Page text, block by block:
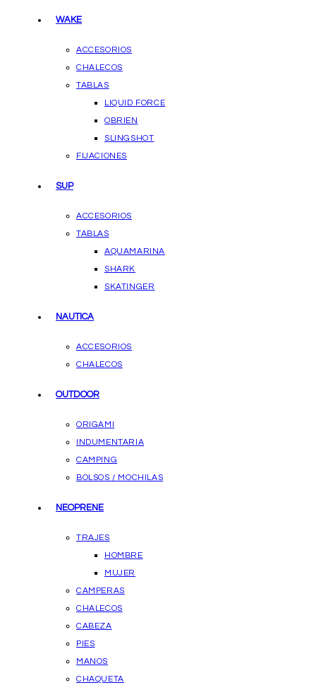
WAKE
ACCESORIOS
CHALECOS
TABLAS
LIQUID FORCE
OBRIEN
SLINGSHOT
FIJACIONES
SUP
ACCESORIOS
TABLAS
AQUAMARINA
SHARK
SKATINGER
NAUTICA
ACCESORIOS
CHALECOS
OUTDOOR
ORIGAMI
INDUMENTARIA
CAMPING
BOLSOS / MOCHILAS
NEOPRENE
TRAJES
HOMBRE
MUJER
CAMPERAS
CHALECOS
CABEZA
PIES
MANOS
CHAQUETA